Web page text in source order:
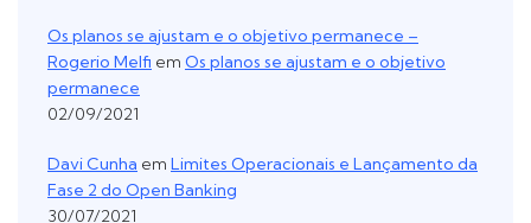
Os planos se ajustam e o objetivo permanece –
Rogerio Melfi em Os planos se ajustam e o objetivo
permanece
02/09/2021
Davi Cunha em Limites Operacionais e Lançamento da
Fase 2 do Open Banking
30/07/2021